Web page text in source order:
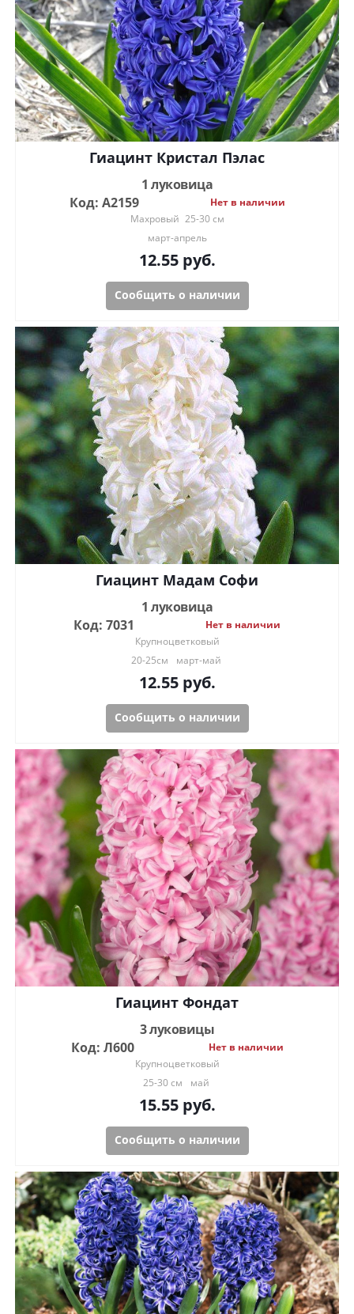
Гиацинт Кристал Пэлас
1 луковица
Код: А2159
Нет в наличии
Махровый 25-30 см
март-апрель
12.55руб.
Сообщить о наличии
Гиацинт Мадам Софи
1 луковица
Код: 7031
Нет в наличии
Крупноцветковый
20-25см
март-май
12.55руб.
Сообщить о наличии
Гиацинт Фондат
3 луковицы
Код: Л600
Нет в наличии
Крупноцветковый
25-30 см
май
15.55руб.
Сообщить о наличии